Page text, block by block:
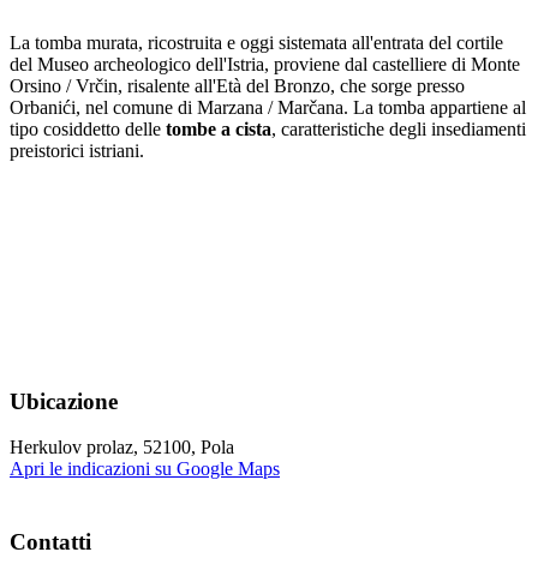
La tomba murata, ricostruita e oggi sistemata all'entrata del cortile
del Museo archeologico dell'Istria, proviene dal castelliere di Monte
Orsino / Vrčin, risalente all'Età del Bronzo, che sorge presso
Orbanići, nel comune di Marzana / Marčana. La tomba appartiene al
tipo cosiddetto delle tombe a cista, caratteristiche degli insediamenti
preistorici istriani.
Ubicazione
Herkulov prolaz, 52100, Pola
Apri le indicazioni su Google Maps
Contatti